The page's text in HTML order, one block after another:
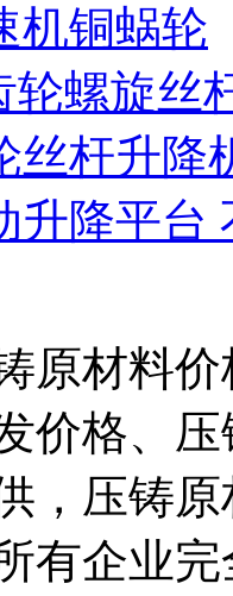
机铜蜗轮
轮螺旋丝
丝杆升降
升降平台
原材料
价格、
，压铸
有企业